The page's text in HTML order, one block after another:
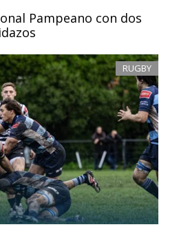
Pampeano con dos
RUGBY